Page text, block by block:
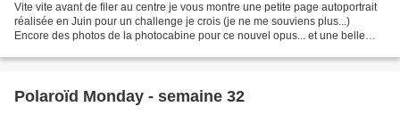
Vite vite avant de filer au centre je vous montre une petite page autoportrait
réalisée en Juin pour un challenge je crois (je ne me souviens plus...)
Encore des photos de la photocabine pour ce nouvel opus... et une belle
Polaroïd Monday - semaine 32